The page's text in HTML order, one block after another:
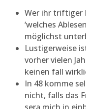
Wer ihr triftiger
‘welches
möglichst
Lustigerweise
vorher vielen
keinen fall
In 48 komme
nicht, falls das
sera mich in